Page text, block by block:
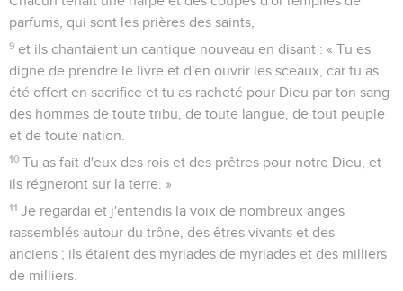
parfums, qui sont les prières des saints,
9 et ils chantaient un cantique nouveau en disant : « Tu es
digne de prendre le livre et d'en ouvrir les sceaux, car tu as
été offert en sacrifice et tu as racheté pour Dieu par ton sang
des hommes de toute tribu, de toute langue, de tout peuple
et de toute nation.
10 Tu as fait d'eux des rois et des prêtres pour notre Dieu, et
ils régneront sur la terre. »
11 Je regardai et j'entendis la voix de nombreux anges
rassemblés autour du trône, des êtres vivants et des
anciens ; ils étaient des myriades de myriades et des milliers
de milliers.